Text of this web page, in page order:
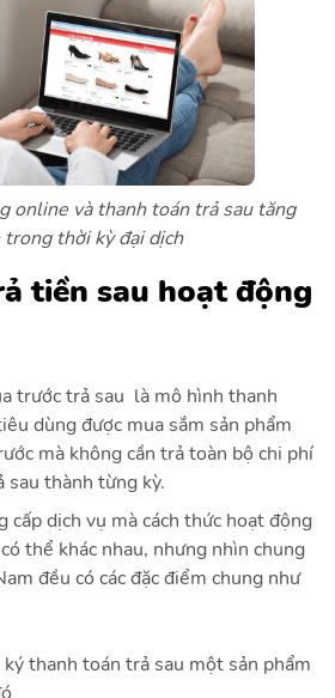
online và thanh toán trả sau tăng
trong thời kỳ đại dịch
tiền sau hoạt động
trước trả sau là mô hình thanh
dùng được mua sắm sản phẩm
mà không cần trả toàn bộ chi phí
sau thành từng kỳ.
cấp dịch vụ mà cách thức hoạt động
thể khác nhau, nhưng nhìn chung
đều có các đặc điểm chung như
ký thanh toán trả sau một sản phẩm